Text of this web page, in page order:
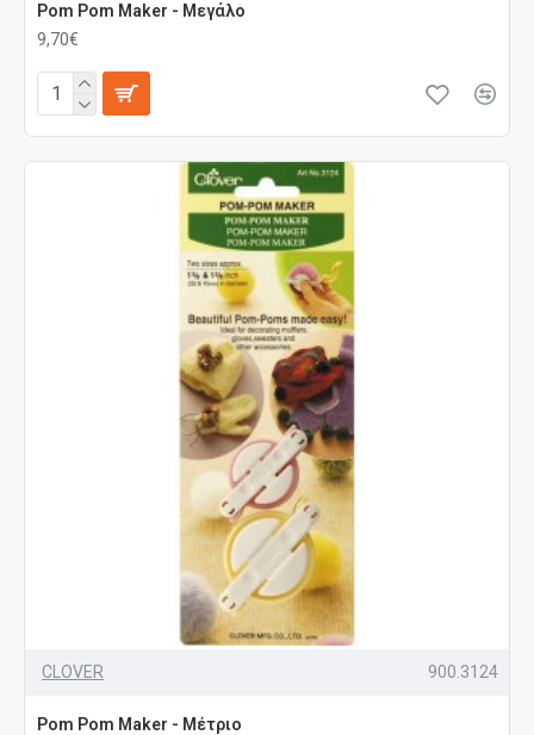
Pom Pom Maker - Μεγάλο
9,70€
CLOVER 900.3124
Pom Pom Maker - Μέτριο